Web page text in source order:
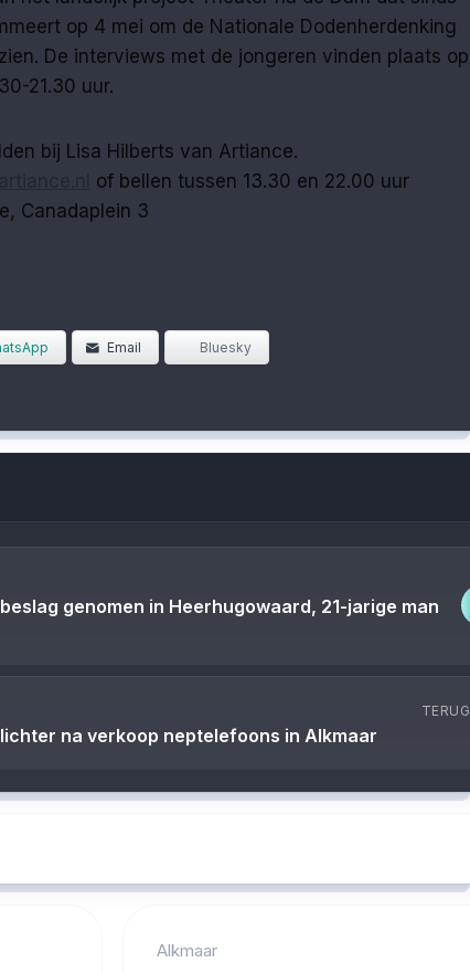
op 4 mei om de Nationale Dodenherdenking
De interviews met de jongeren vinden plaats op
21.30 uur.
bij Lisa Hilberts van Artiance.
of bellen tussen 13.30 en 22.00 uur
Canadaplein 3
Email Bluesky
genomen in Heerhugowaard, 21-jarige man
TERUG
na verkoop neptelefoons in Alkmaar
Alkmaar